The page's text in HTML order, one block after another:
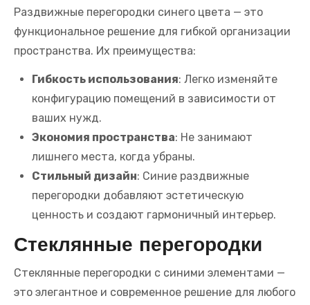
Раздвижные перегородки синего цвета — это
функциональное решение для гибкой организации
пространства. Их преимущества:
Гибкость использования: Легко изменяйте
конфигурацию помещений в зависимости от
ваших нужд.
Экономия пространства: Не занимают
лишнего места, когда убраны.
Стильный дизайн: Синие раздвижные
перегородки добавляют эстетическую
ценность и создают гармоничный интерьер.
Стеклянные перегородки
Стеклянные перегородки с синими элементами —
это элегантное и современное решение для любого